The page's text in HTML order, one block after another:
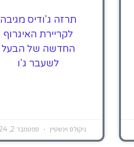
תרזה ג'ודיס מגיבה
לקריירת האיגרוף
החדשה של הבעל
לשעבר ג'ו
ניקולס וינשטיין ספטמבר 2, 2024